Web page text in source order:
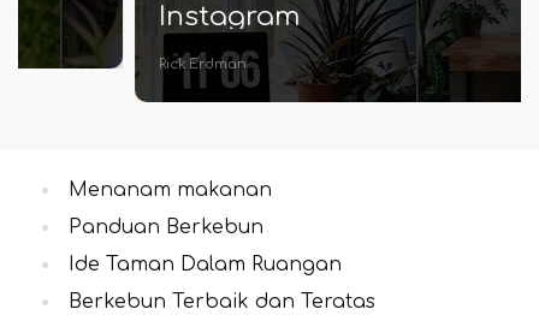
Instagram
Rick Erdman
Menanam makanan
Panduan Berkebun
Ide Taman Dalam Ruangan
Berkebun Terbaik dan Teratas